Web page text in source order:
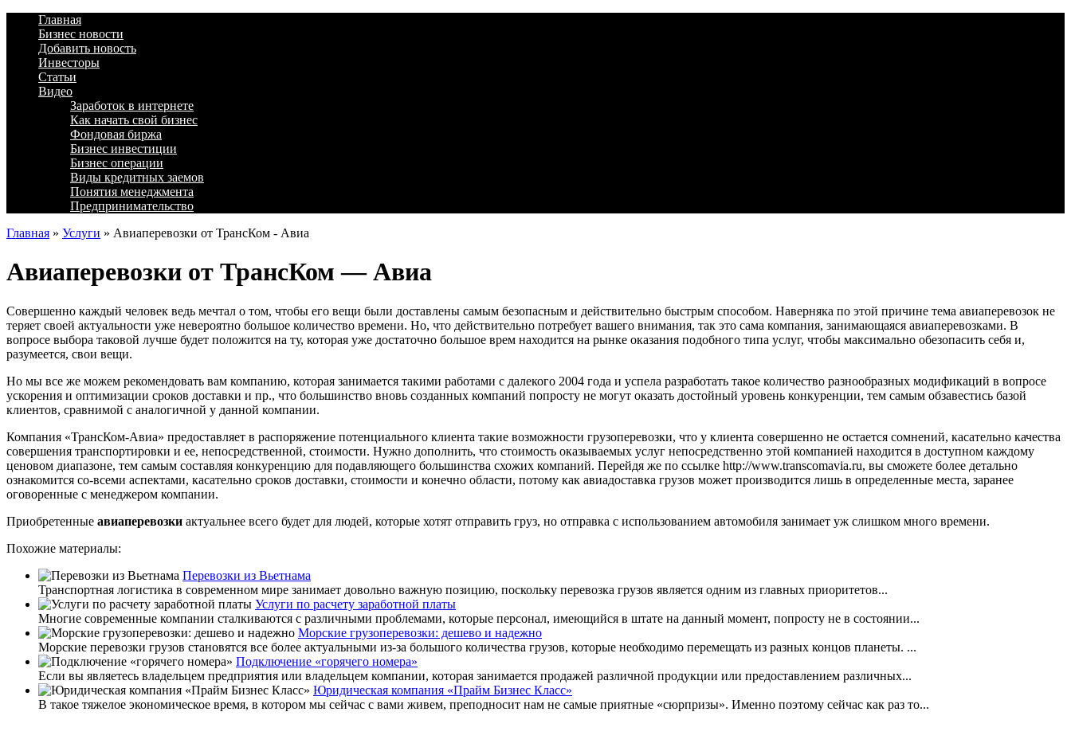
Главная
Бизнес новости
Добавить новость
Инвесторы
Статьи
Видео
Заработок в интернете
Как начать свой бизнес
Фондовая биржа
Бизнес инвестиции
Бизнес операции
Виды кредитных заемов
Понятия менеджмента
Предпринимательство
Главная » Услуги » Авиаперевозки от ТрансКом - Авиа
Авиаперевозки от ТрансКом — Авиа
Совершенно каждый человек ведь мечтал о том, чтобы его вещи были доставлены самым безопасным и действительно быстрым способом. Наверняка по этой причине тема авиаперевозок не
теряет своей актуальности уже невероятно большое количество времени. Но, что действительно потребует вашего внимания, так это сама компания, занимающаяся авиаперевозками. В
вопросе выбора таковой лучше будет положится на ту, которая уже достаточно большое врем находится на рынке оказания подобного типа услуг, чтобы максимально обезопасить себя и,
разумеется, свои вещи.
Но мы все же можем рекомендовать вам компанию, которая занимается такими работами с далекого 2004 года и успела разработать такое количество разнообразных модификаций в вопросе
ускорения и оптимизации сроков доставки и пр., что большинство вновь созданных компаний попросту не могут оказать достойный уровень конкуренции, тем самым обзавестись базой
клиентов, сравнимой с аналогичной у данной компании.
Компания «ТрансКом-Авиа» предоставляет в распоряжение потенциального клиента такие возможности грузоперевозки, что у клиента совершенно не остается сомнений, касательно качества
совершения транспортировки и ее, непосредственной, стоимости. Нужно дополнить, что стоимость оказываемых услуг непосредственно этой компанией находится в доступном каждому
ценовом диапазоне, тем самым составляя конкуренцию для подавляющего большинства схожих компаний. Перейдя же по ссылке http://www.transcomavia.ru, вы сможете более детально
ознакомится со-всеми аспектами, касательно сроков доставки, стоимости и конечно области, потому как авиадоставка грузов может производится лишь в определенные места, заранее
оговоренные с менеджером компании.
Приобретенные авиаперевозки актуальнее всего будет для людей, которые хотят отправить груз, но отправка с использованием автомобиля занимает уж слишком много времени.
Похожие материалы:
Перевозки из Вьетнама
Транспортная логистика в современном мире занимает довольно важную позицию, поскольку перевозка грузов является одним из главных приоритетов...
Услуги по расчету заработной платы
Многие современные компании сталкиваются с различными проблемами, которые персонал, имеющийся в штате на данный момент, попросту не в состоянии...
Морские грузоперевозки: дешево и надежно
Морские перевозки грузов становятся все более актуальными из-за большого количества грузов, которые необходимо перемещать из разных концов планеты. ...
Подключение «горячего номера»
Если вы являетесь владельцем предприятия или владельцем компании, которая занимается продажей различной продукции или предоставлением различных...
Юридическая компания «Прайм Бизнес Класс»
В такое тяжелое экономическое время, в котором мы сейчас с вами живем, преподносит нам не самые приятные «сюрпризы». Именно поэтому сейчас как раз то...